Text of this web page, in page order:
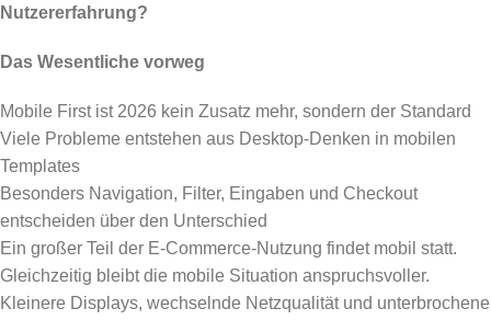
Nutzererfahrung?
Das Wesentliche vorweg
Mobile First ist 2026 kein Zusatz mehr, sondern der Standard
Viele Probleme entstehen aus Desktop-Denken in mobilen
Templates
Besonders Navigation, Filter, Eingaben und Checkout
entscheiden über den Unterschied
Ein großer Teil der E-Commerce-Nutzung findet mobil statt.
Gleichzeitig bleibt die mobile Situation anspruchsvoller.
Kleinere Displays, wechselnde Netzqualität und unterbrochene